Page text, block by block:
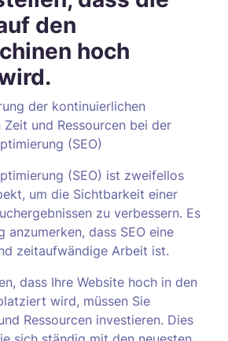
den
hoch
der kontinuierlichen
und Ressourcen bei der
(SEO)
(SEO) ist zweifellos
um die Sichtbarkeit einer
zu verbessern. Es
dass SEO eine
zeitaufwändige Arbeit ist.
dass Ihre Website hoch in den
wird, müssen Sie
Ressourcen investieren. Dies